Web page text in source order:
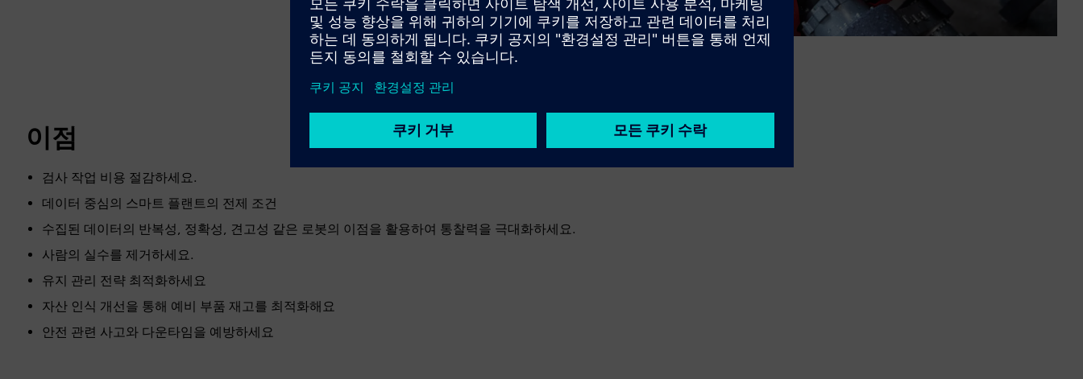
이점
검사 작업 비용 절감하세요.
데이터 중심의 스마트 플랜트의 전제 조건
수집된 데이터의 반복성, 정확성, 견고성 같은 로봇의 이점을 활용하여 통찰력을 극대화하세요.
사람의 실수를 제거하세요.
유지 관리 전략 최적화하세요
자산 인식 개선을 통해 예비 부품 재고를 최적화해요
안전 관련 사고와 다운타임을 예방하세요